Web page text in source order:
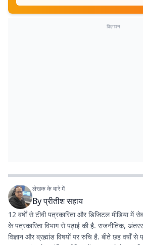
विज्ञापन
लेखक के बारे में
Byप्रीतीश सहाय
12 वर्षों से टीवी पत्रकारिता और डिजिटल मीडिया में
के पत्रकारिता विभाग से पढ़ाई की है. राजनीतिक,
विज्ञान और ब्रह्मांड विषयों पर रुचि है. बीते छह वर्षों से प्रभात खबर.कॉम के लिए काम